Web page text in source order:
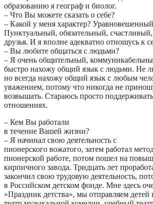
образованию я географ и биолог.
– Что Вы можете сказать о себе?
– Какой у меня характер?
Пунктуальный, обязательный,
друзья. И я вполне адекватно отношусь к
– Вы любите общаться с людьми?
– Я очень общительный,
быстро нахожу общий язык с людьми. Не
но всегда нахожу общий язык с любым
уважением, потому что никогда не
возвышать. Стараюсь просто
отношениях.
– Кем Вы работали
в течение Вашей жизни?
– Я начинал свою деятельность с
пионерского вожатого, затем работал
пионерской работе, потом пошел на
кирпичного завода. Тридцать лет
закончил свою трудовую деятельность,
в Российском детском фонде. Мне здесь
«Праздник детства», мы отправляем